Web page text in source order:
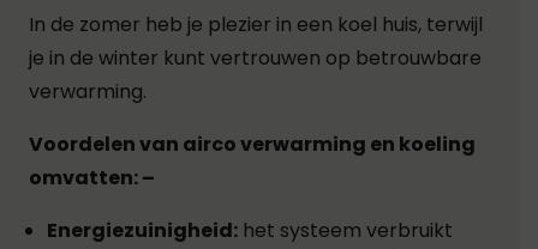
In de zomer heb je plezier in een koel huis, terwijl
je in de winter kunt vertrouwen op betrouwbare
verwarming.
Voordelen van airco verwarming en koeling
omvatten: –
Energiezuinigheid: het systeem verbruikt